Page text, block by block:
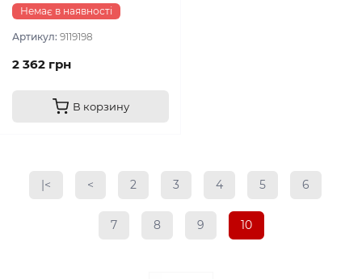
Немає в наявності
Артикул: 9119198
2 362 грн
В корзину
|< < 2 3 4 5 6
7 8 9 10